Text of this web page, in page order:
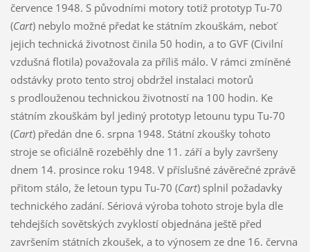
července 1948. S původními motory totiž prototyp Tu-70
(Cart) nebylo možné předat ke státním zkouškám, neboť
jejich technická životnost činila 50 hodin, a to GVF (Civilní
vzdušná flotila) považovala za příliš málo. V rámci zmíněné
odstávky proto tento stroj obdržel instalaci motorů
s prodlouženou technickou životností na 100 hodin. Ke
státním zkouškám byl jediný prototyp letounu typu Tu-70
(Cart) předán dne 6. srpna 1948. Státní zkoušky tohoto
stroje se oficiálně rozeběhly dne 11. září a byly završeny
dnem 14. prosince roku 1948. V příslušné závěrečné zprávě
přitom stálo, že letoun typu Tu-70 (Cart) splnil požadavky
technického zadání. Sériová výroba tohoto stroje byla dle
tehdejších sovětských zvyklostí objednána ještě před
završením státních zkoušek, a to výnosem ze dne 16. června